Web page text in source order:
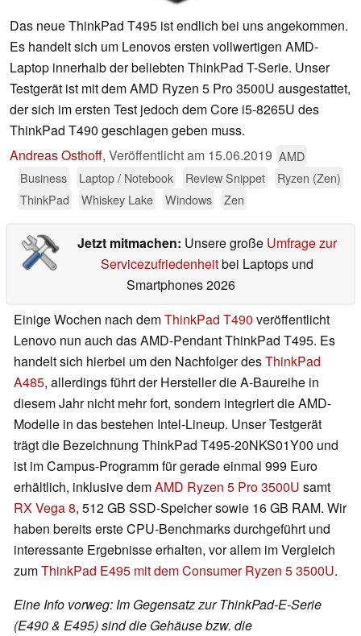
Das neue ThinkPad T495 ist endlich bei uns angekommen.
Es handelt sich um Lenovos ersten vollwertigen AMD-
Laptop innerhalb der beliebten ThinkPad T-Serie. Unser
Testgerät ist mit dem AMD Ryzen 5 Pro 3500U ausgestattet,
der sich im ersten Test jedoch dem Core i5-8265U des
ThinkPad T490 geschlagen geben muss.
Andreas Osthoff, Veröffentlicht am 15.06.2019 AMD
Business
Laptop / Notebook Review Snippet
Ryzen (Zen)
ThinkPad
Whiskey Lake Windows Zen
Jetzt mitmachen: Unsere große Umfrage zur
Servicezufriedenheitbei Laptops und
Smartphones 2026
Einige Wochen nach demThinkPad T490 veröffentlicht
Lenovo nun auch das AMD-Pendant ThinkPad T495. Es
handelt sich hierbei um den Nachfolger desThinkPad
A485, allerdings führt der Hersteller die A-Baureihe in
diesem Jahr nicht mehr fort, sondern integriert die AMD-
Modelle in das bestehen Intel-Lineup. Unser Testgerät
trägt die Bezeichnung ThinkPad T495-20NKS01Y00 und
ist im Campus-Programm für gerade einmal 999 Euro
erhältlich, inklusive demAMD Ryzen 5 Pro 3500U samt
RX Vega 8, 512 GB SSD-Speicher sowie 16 GB RAM. Wir
haben bereits erste CPU-Benchmarks durchgeführt und
interessante Ergebnisse erhalten, vor allem im Vergleich
zumThinkPad E495 mit dem Consumer Ryzen 5 3500U.
Eine Info vorweg: Im Gegensatz zur ThinkPad-E-Serie
(E490 & E495) sind die Gehäuse bzw. die